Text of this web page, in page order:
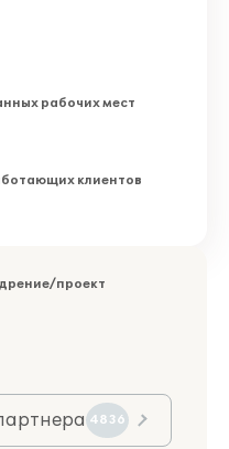
рабочих мест
клиентов
проект
4836